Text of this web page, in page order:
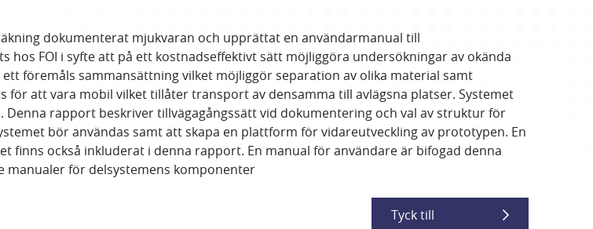
dokumenterat mjukvaran och upprättat en användarmanual till
FOI i syfte att på ett kostnadseffektivt sätt möjliggöra undersökningar av okända
föremåls sammansättning vilket möjliggör separation av olika material samt
att vara mobil vilket tillåter transport av densamma till avlägsna platser. Systemet
rapport beskriver tillvägagångssätt vid dokumentering och val av struktur för
bör användas samt att skapa en plattform för vidareutveckling av prototypen. En
finns också inkluderat i denna rapport. En manual för användare är bifogad denna
för delsystemens komponenter
Tyck till